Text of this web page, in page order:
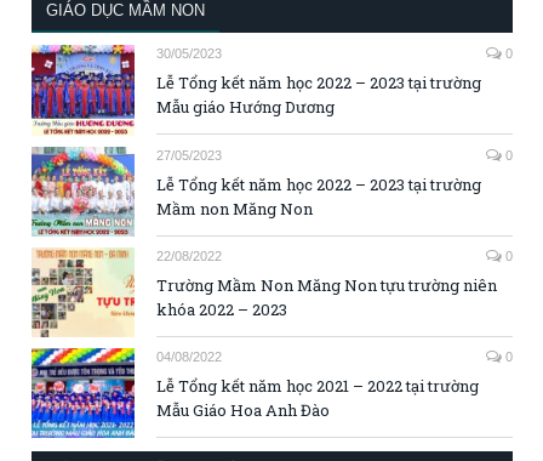
GIÁO DỤC MẦM NON
30/05/2023 0
Lễ Tổng kết năm học 2022 – 2023 tại trường
Mẫu giáo Hướng Dương
27/05/2023 0
Lễ Tổng kết năm học 2022 – 2023 tại trường
Mầm non Măng Non
22/08/2022 0
Trường Mầm Non Măng Non tựu trường niên
khóa 2022 – 2023
04/08/2022 0
Lễ Tổng kết năm học 2021 – 2022 tại trường
Mẫu Giáo Hoa Anh Đào